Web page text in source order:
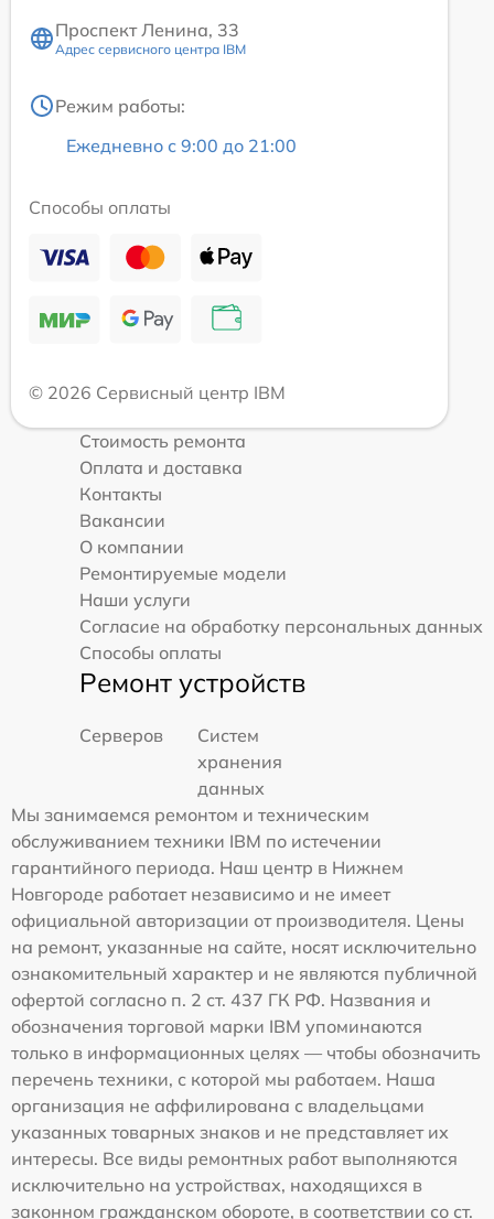
Проспект Ленина, 33
Адрес сервисного центра IBM
Режим работы:
Ежедневно с 9:00 до 21:00
Способы оплаты
© 2026 Сервисный центр IBM
Стоимость ремонта
Оплата и доставка
Контакты
Вакансии
О компании
Ремонтируемые модели
Наши услуги
Согласие на обработку персональных данных
Способы оплаты
Ремонт устройств
Серверов
Систем
хранения
данных
Мы занимаемся ремонтом и техническим
обслуживанием техники IBM по истечении
гарантийного периода. Наш центр в Нижнем
Новгороде работает независимо и не имеет
официальной авторизации от производителя. Цены
на ремонт, указанные на сайте, носят исключительно
ознакомительный характер и не являются публичной
офертой согласно п. 2 ст. 437 ГК РФ. Названия и
обозначения торговой марки IBM упоминаются
только в информационных целях — чтобы обозначить
перечень техники, с которой мы работаем. Наша
организация не аффилирована с владельцами
указанных товарных знаков и не представляет их
интересы. Все виды ремонтных работ выполняются
исключительно на устройствах, находящихся в
законном гражданском обороте, в соответствии со ст.